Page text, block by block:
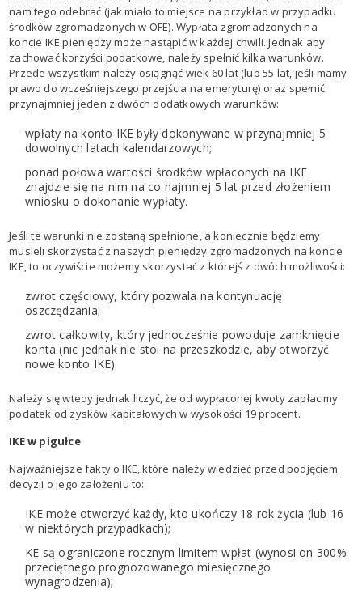
nam tego odebrać (jak miało to miejsce na przykład w przypadku
środków zgromadzonych w OFE). Wypłata zgromadzonych na
koncie IKE pieniędzy może nastąpić w każdej chwili. Jednak aby
zachować korzyści podatkowe, należy spełnić kilka warunków.
Przede wszystkim należy osiągnąć wiek 60 lat (lub 55 lat, jeśli mamy
prawo do wcześniejszego przejścia na emeryturę) oraz spełnić
przynajmniej jeden z dwóch dodatkowych warunków:
wpłaty na konto IKE były dokonywane w przynajmniej 5
dowolnych latach kalendarzowych;
ponad połowa wartości środków wpłaconych na IKE
znajdzie się na nim na co najmniej 5 lat przed złożeniem
wniosku o dokonanie wypłaty.
Jeśli te warunki nie zostaną spełnione, a koniecznie będziemy
musieli skorzystać z naszych pieniędzy zgromadzonych na koncie
IKE, to oczywiście możemy skorzystać z którejś z dwóch możliwości:
zwrot częściowy, który pozwala na kontynuację
oszczędzania;
zwrot całkowity, który jednocześnie powoduje zamknięcie
konta (nic jednak nie stoi na przeszkodzie, aby otworzyć
nowe konto IKE).
Należy się wtedy jednak liczyć, że od wypłaconej kwoty zapłacimy
podatek od zysków kapitałowych w wysokości 19 procent.
IKE w pigułce
Najważniejsze fakty o IKE, które należy wiedzieć przed podjęciem
decyzji o jego założeniu to:
IKE może otworzyć każdy, kto ukończy 18 rok życia (lub 16
w niektórych przypadkach);
KE są ograniczone rocznym limitem wpłat (wynosi on 300%
przeciętnego prognozowanego miesięcznego
wynagrodzenia);